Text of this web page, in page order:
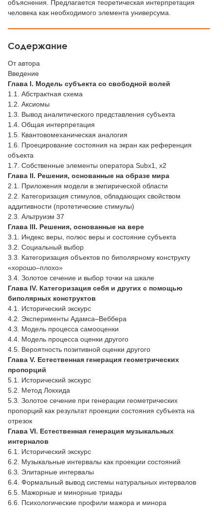
объяснения. Предлагается теоретическая интерпретация
человека как необходимого элемента универсума.
Содержание
От автора
Введение
Глава I. Модель субъекта со свободной волей
1.1. Абстрактная схема
1.2. Аксиомы
1.3. Вывод аналитического представления субъекта
1.4. Общая интерпретация
1.5. Квантовомеханическая аналогия
1.6. Проецирование состояния на экран как референция
объекта
1.7. Собственные элементы оператора Subx1, x2
Глава II. Решения, основанные на образе мира
2.1. Приложения модели в эмпирической области
2.2. Категоризация стимулов, обладающих свойством
аддитивности (протетические стимулы)
2.3. Альтруизм 37
Глава III. Решения, основанные на вере
3.1. Индекс веры, полюс веры и состояние субъекта
3.2. Социальный выбор
3.3. Категоризация объектов по биполярному конструкту
«хорошо–плохо»
3.4. Золотое сечение и выбор точки на шкале
Глава IV. Категоризация себя и других с помощью
биполярных конструктов
4.1. Исторический экскурс
4.2. Эксперименты Адамса–Веббера
4.3. Модель процесса самооценки
4.4. Модель процесса оценки другого
4.5. Вероятность позитивной оценки другого
Глава V. Естественная генерация геометрических
пропорций
5.1. Исторический экскурс
5.2. Метод Локхида
5.3. Золотое сечение при генерации геометрических
пропорций как результат проекции состояния субъекта на
отрезок
Глава VI. Естественная генерация музыкальных
интерналов
6.1. Исторический экскурс
6.2. Музыкальные интервалы как проекции состояний
6.3. Элитарные интервалы
6.4. Формальный вывод системы натуральных интервалов
6.5. Мажорные и минорные триады
6.6. Психологические профили мажора и минора